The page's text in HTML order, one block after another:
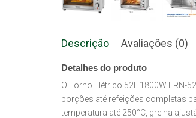
Descrição Avaliações (0)
Detalhes do produto
O Forno Elétrico 52L 1800W FRN-
porções até refeições completas
temperatura até 250°C, grelha